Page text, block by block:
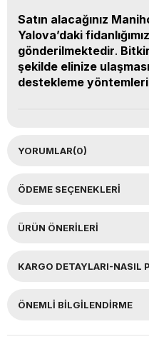
Satın alacağınız
Yalova’daki
gönderilmektedir.
şekilde elinize
destekleme
YORUMLAR(0)
ÖDEME SEÇENEKLERI
ÜRÜN ÖNERILERI
KARGO DETAYLARI-NASIL
ÖNEMLI BILGILENDIRME